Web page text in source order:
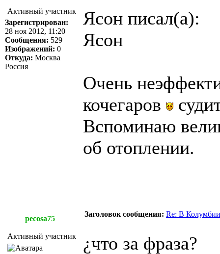
Активный участник
Зарегистрирован:
28 ноя 2012, 11:20
Сообщения: 529
Изображений: 0
Откуда: Москва
Россия
Ясон писал(а):
Ясон
Очень
кочегаров
Вспоминаю
об отоплении.
pecosa75
Заголовок сообщения: Re: В Колумбии
Активный участник ¿что за фраза?